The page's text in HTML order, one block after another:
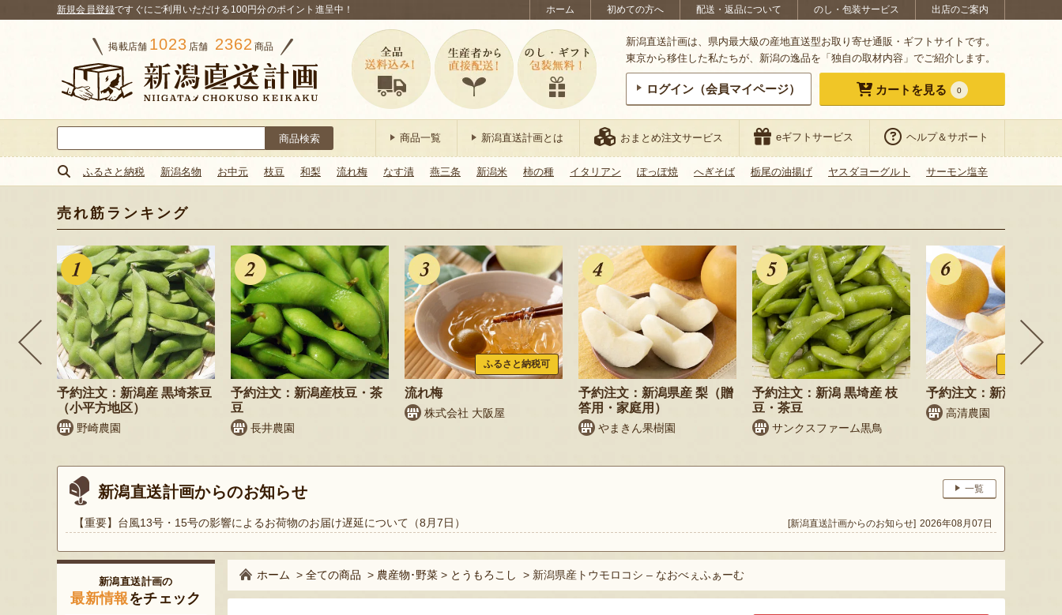
ホーム 初めての方へ 配送・返品について のし・包装サービス 出店のご案内
新規会員登録ですぐにご利用いただける100円分のポイント進呈中！
掲載店舗 1023 店舗 2362 商品
新潟直送計画は、県内最大級の産地直送型お取り寄せ通販・ギフトサイトです。
東京から移住した私たちが、新潟の逸品を「独自の取材内容」でご紹介します。
ログイン（会員マイページ） カートを見る 0
索:
商品一覧 新潟直送計画とは おまとめ注文サービス eギフトサービス ヘルプ＆サポート
ふるさと納税 新潟名物 お中元 枝豆 和梨 流れ梅 なす漬 燕三条 新潟米 柿の種 イタリアン ぽっぽ焼 へぎそば 栃尾の油揚げ ヤスダヨーグルト サーモン塩辛
売れ筋ランキング
予約注文：新潟産 黒埼茶豆
（小平方地区）
野崎農園
予約注文：新潟産枝豆・茶
豆
長井農園
ふるさと納税可
流れ梅
株式会社 大阪屋
予約注文：新潟県産 梨（贈
答用・家庭用）
やまきん果樹園
予約注文：新潟 黒埼産 枝
豆・茶豆
サンクスファーム黒鳥
ふるさと納
予約注文：新潟県産 梨
高清農園
新潟直送計画からのお知らせ 一覧
【重要】台風13号・15号の影響によるお荷物のお届け遅延について（8月7日） [新潟直送計画からのお知らせ] 2026年08月07日
ホーム > 全ての商品 > 農産物･野菜 > とうもろこし > 新潟県産トウモロコシ – なおべぇふぁーむ
新潟直送計画の
最新情報をチェック